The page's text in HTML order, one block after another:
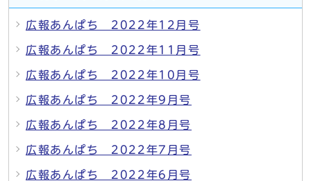
広報あんぱち 2022年12月号
広報あんぱち 2022年11月号
広報あんぱち 2022年10月号
広報あんぱち 2022年9月号
広報あんぱち 2022年8月号
広報あんぱち 2022年7月号
広報あんぱち 2022年6月号